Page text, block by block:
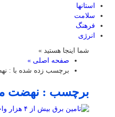
استانها
سلامت
فرهنگ
انرژی
شما اینجا هستید »
صفحه اصلی »
برچسب زده شده با :
برچسب : نهضت